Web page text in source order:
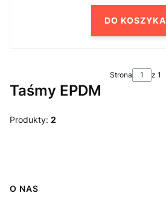
DO KOSZYKA
Strona z 1
Taśmy EPDM
Produkty: 2
Linki w stopce
O NAS